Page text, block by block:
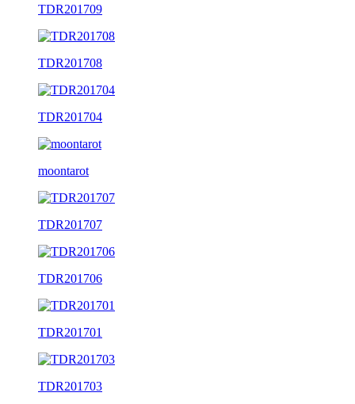
TDR201709
TDR201708
TDR201704
moontarot
TDR201707
TDR201706
TDR201701
TDR201703